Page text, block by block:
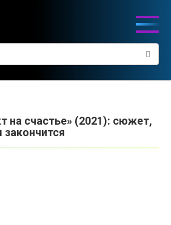
на счастье» (2021): сюжет,